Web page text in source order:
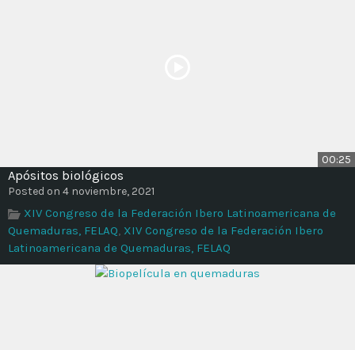
00:25
Apósitos biológicos
Posted on 4 noviembre, 2021
XIV Congreso de la Federación Ibero Latinoamericana de
Quemaduras, FELAQ, XIV Congreso de la Federación Ibero
Latinoamericana de Quemaduras, FELAQ